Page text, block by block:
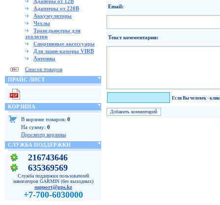
Адаптеры от 220В
Аккумуляторы
Чехлы
Трансдьюсеры для
эхолотов
Спортивные аксессуары
Для экшн-камеры VIRB
Антенны
Список товаров
ПРАЙС ЛИСТ
КОРЗИНА
В корзине товаров: 0
На сумму: 0
Просмотр корзины
СЛУЖБА ПОДДЕРЖКИ
216743646
635369569
Служба поддержки пользователей
навигаторов GARMIN (без выходных)
support@gps.kz
+7-700-6030000
Email:
Текст комментария:
Если Вы человек -